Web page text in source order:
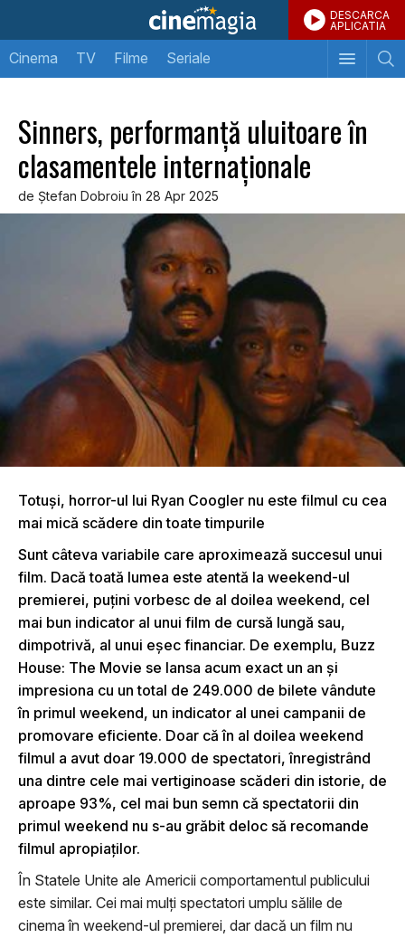
DESCARCA
APLICATIA
Cinema TV Filme Seriale
Sinners, performanţă uluitoare în
clasamentele internaţionale
de Ştefan Dobroiu în 28 Apr 2025
Totuşi, horror-ul lui Ryan Coogler nu este filmul cu cea
mai mică scădere din toate timpurile
Sunt câteva variabile care aproximează succesul unui
film. Dacă toată lumea este atentă la weekend-ul
premierei, puţini vorbesc de al doilea weekend, cel
mai bun indicator al unui film de cursă lungă sau,
dimpotrivă, al unui eşec financiar. De exemplu, Buzz
House: The Movie se lansa acum exact un an şi
impresiona cu un total de 249.000 de bilete vândute
în primul weekend, un indicator al unei campanii de
promovare eficiente. Doar că în al doilea weekend
filmul a avut doar 19.000 de spectatori, înregistrând
una dintre cele mai vertiginoase scăderi din istorie, de
aproape 93%, cel mai bun semn că spectatorii din
primul weekend nu s-au grăbit deloc să recomande
filmul apropiaţilor.
În Statele Unite ale Americii comportamentul publicului
este similar. Cei mai mulţi spectatori umplu sălile de
cinema în weekend-ul premierei, dar dacă un film nu